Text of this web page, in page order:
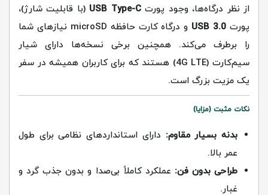
از نظر درگاه‌ها، وجود پورتUSB Type-C (با قابلیت شارژ)،
پورت USB 3.0
و درگاه کارت حافظه microSD نیازهای شما
را برطرف می‌کند. همچنین برخی نسخه‌ها دارای شیار
سیم‌کارت (4G LTE) هستند که برای کاربران همیشه در سفر
یک مزیت بزرگ است.
نکات مثبت (مزایا)
بدنه بسیار مقاوم: دارای استانداردهای نظامی برای طول
عمر بالا.
طراحی بدون فن: عملکرد کاملاً بی‌صدا و بدون جذب گرد و
غبار.